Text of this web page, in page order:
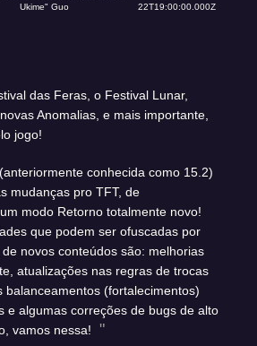
Ukime" Guo
22T19:00:00.000Z
das Feras, o Festival Lunar,
Anomalias, e mais importante,
jogo!
conhecida como 15.2)
mudanças pro TFT, de
modo Retorno totalmente novo!
que podem ser ofuscadas por
novos conteúdos são: melhorias
atualizações nas regras de trocas
balanceamentos (fortalecimentos)
e algumas correções de bugs de alto
vamos nessa!